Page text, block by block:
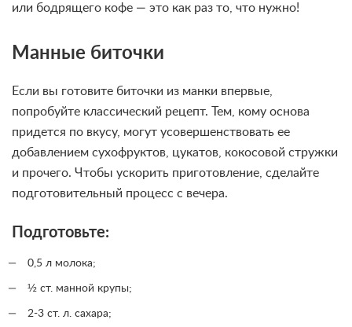
или бодрящего кофе — это как раз то, что нужно!
Манные биточки
Если вы готовите биточки из манки впервые,
попробуйте классический рецепт. Тем, кому основа
придется по вкусу, могут усовершенствовать ее
добавлением сухофруктов, цукатов, кокосовой стружки
и прочего. Чтобы ускорить приготовление, сделайте
подготовительный процесс с вечера.
Подготовьте:
0,5 л молока;
½ ст. манной крупы;
2-3 ст. л. сахара;